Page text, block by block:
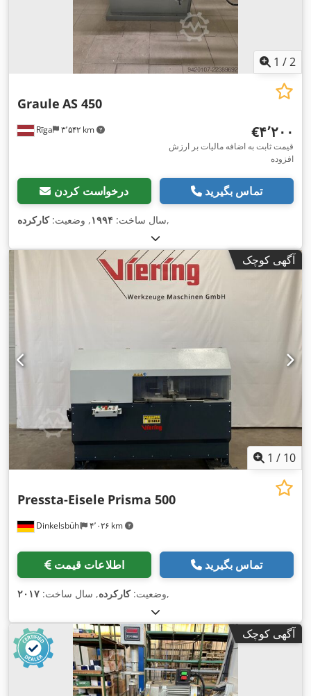
1 /2
Rīga ۳٬۵۴۲ km
Graule AS 450
‎€۴٬۲۰۰
قیمت ثابت به اضافه مالیات بر ارزش
افزوده
درخواست کردن تماس بگیرید
سال ساخت: ۱۹۹۴, وضعیت:کارکرده ,
آگهی کوچک
1 / 10
Dinkelsbühl ۴٬۰۲۶ km
Pressta-Eisele Prisma 500
اطلاعات قیمت تماس بگیرید
وضعیت:کارکرده, سال ساخت: ۲۰۱۷ ,
آگهی کوچک